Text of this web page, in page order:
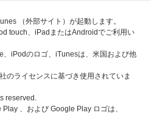
（外部サイト）が起動します。
touch、iPadまたはAndroidでご利用い
、iPodのロゴ、iTunesは、米国および他
のライセンスに基づき使用されていま
reserved.
、および Google Play ロゴは、